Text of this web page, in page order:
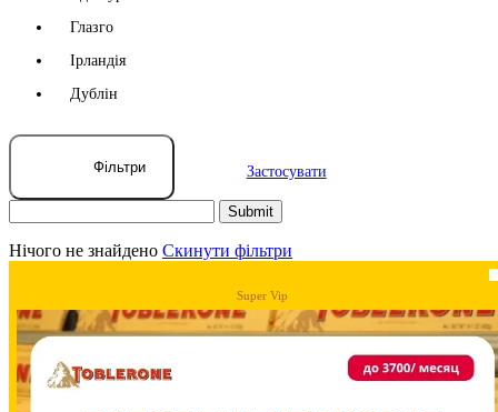
Глазго
Ірландія
Дублін
Фільтри Застосувати
Нічого не знайдено Скинути фільтри
Super Vip